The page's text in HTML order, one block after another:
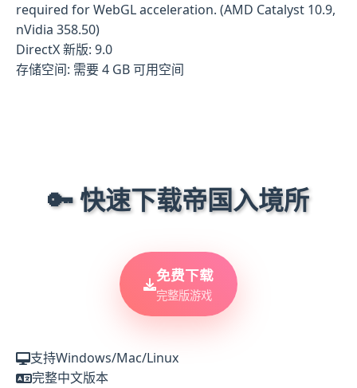
required for WebGL acceleration. (AMD Catalyst 10.9,
nVidia 358.50)
DirectX 新版: 9.0
存储空间: 需要 4 GB 可用空间
🔑 快速下载帝国入境所
免费下载
完整版游戏
支持Windows/Mac/Linux
完整中文版本